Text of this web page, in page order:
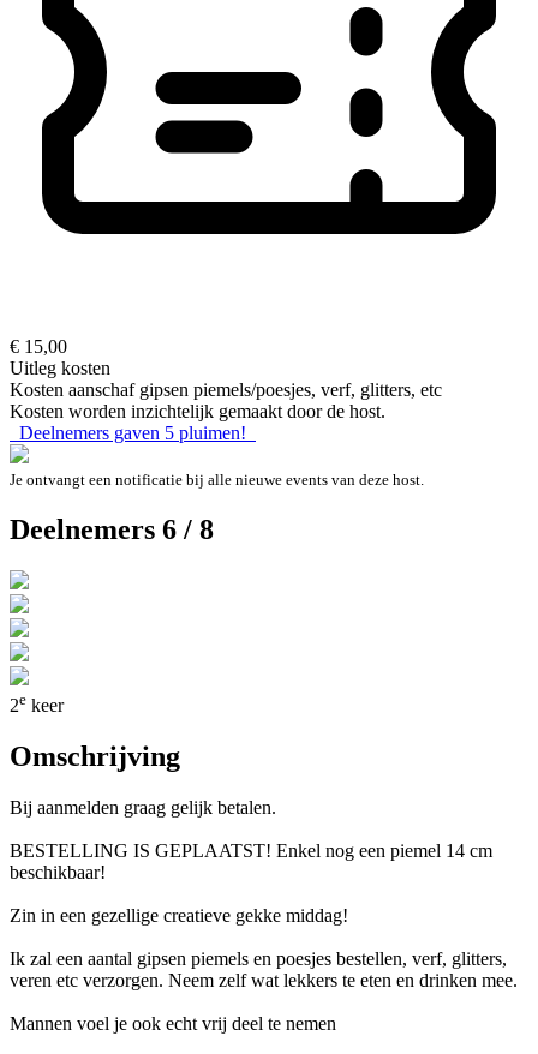
€ 15,00
Uitleg kosten
Kosten aanschaf gipsen piemels/poesjes, verf, glitters, etc
Kosten worden inzichtelijk gemaakt door de host.
Deelnemers gaven 5 pluimen!
Je ontvangt een notificatie bij alle nieuwe events van deze host.
Deelnemers 6 / 8
2e keer
Omschrijving
Bij aanmelden graag gelijk betalen.
BESTELLING IS GEPLAATST! Enkel nog een piemel 14 cm
beschikbaar!
Zin in een gezellige creatieve gekke middag!
Ik zal een aantal gipsen piemels en poesjes bestellen, verf, glitters,
veren etc verzorgen. Neem zelf wat lekkers te eten en drinken mee.
Mannen voel je ook echt vrij deel te nemen